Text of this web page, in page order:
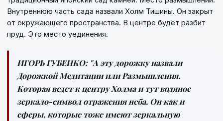
Внутреннюю часть сада назвали Холм Тишины. Он закрыт
от окружающего пространства. В центре будет разбит
пруд. Это место уединения.
ИГОРЬ ГУБЕНКО: "А эту дорожку назвали
Дорожкой Медитации или Размышления.
Которая ведет к центру Холма и тут водяное
зеркало-символ отражения неба. Он как и
сферы, которые тоже имеют зеркальную